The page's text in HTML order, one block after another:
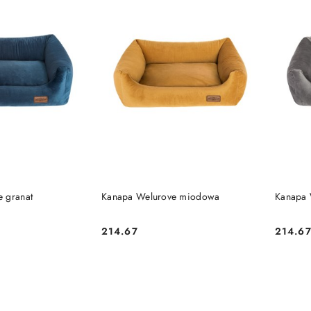
granat Kanapa Welurove miodowa
Cena:
214.67
DO KOSZYKA Kanapa
Cena:
214.67